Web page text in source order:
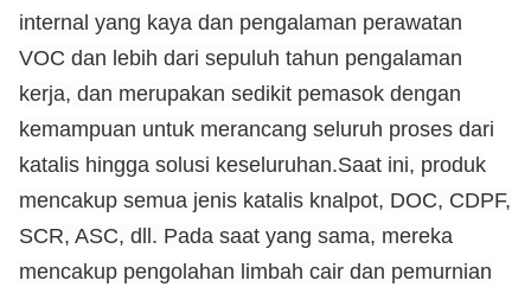
internal yang kaya dan pengalaman perawatan
VOC dan lebih dari sepuluh tahun pengalaman
kerja, dan merupakan sedikit pemasok dengan
kemampuan untuk merancang seluruh proses dari
katalis hingga solusi keseluruhan.Saat ini, produk
mencakup semua jenis katalis knalpot, DOC, CDPF,
SCR, ASC, dll. Pada saat yang sama, mereka
mencakup pengolahan limbah cair dan pemurnian